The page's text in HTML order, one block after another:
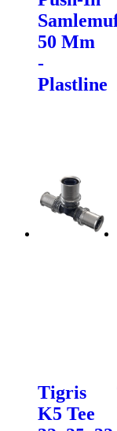
50 Mm
-
Plastline
Tigris
K5 Tee